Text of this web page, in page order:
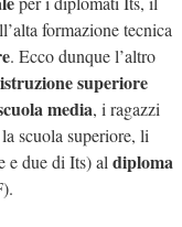
formazione tecnica
. Ecco dunque l’altro
superiore
media, i ragazzi
scuola superiore, li
e due di Its) aldiploma